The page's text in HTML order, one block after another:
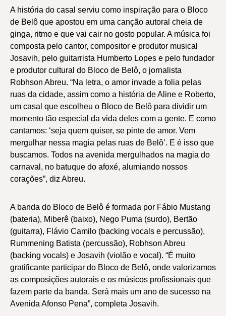
A história do casal serviu como inspiração para o Bloco
de Belô que apostou em uma canção autoral cheia de
ginga, ritmo e que vai cair no gosto popular. A música foi
composta pelo cantor, compositor e produtor musical
Josavih, pelo guitarrista Humberto Lopes e pelo fundador
e produtor cultural do Bloco de Belô, o jornalista
Robhson Abreu. “Na letra, o amor invade a folia pelas
ruas da cidade, assim como a história de Aline e Roberto,
um casal que escolheu o Bloco de Belô para dividir um
momento tão especial da vida deles com a gente. E como
cantamos: ‘seja quem quiser, se pinte de amor. Vem
mergulhar nessa magia pelas ruas de Belô’. E é isso que
buscamos. Todos na avenida mergulhados na magia do
carnaval, no batuque do afoxé, alumiando nossos
corações”, diz Abreu.
A banda do Bloco de Belô é formada por Fábio Mustang
(bateria), Miberê (baixo), Nego Puma (surdo), Bertão
(guitarra), Flávio Camilo (backing vocals e percussão),
Rummening Batista (percussão), Robhson Abreu
(backing vocals) e Josavih (violão e vocal). “É muito
gratificante participar do Bloco de Belô, onde valorizamos
as composições autorais e os músicos profissionais que
fazem parte da banda. Será mais um ano de sucesso na
Avenida Afonso Pena”, completa Josavih.